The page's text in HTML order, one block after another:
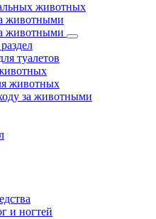
животных
животными
животными
туалетов
животных
за животными
и ногтей